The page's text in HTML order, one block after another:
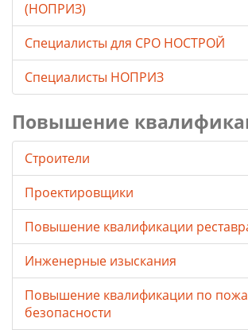
(НОПРИЗ)
Специалисты для СРО НОСТРОЙ
Специалисты НОПРИЗ
Повышение
Строители
Проектировщики
Повышение квалификации
Инженерные изыскания
Повышение квалификации по
безопасности